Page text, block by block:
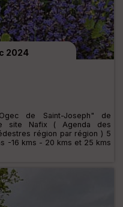
2024
de Saint-Joseph" de
site Nafix ( Agenda des
région par région ) 5
-16 kms - 20 kms et 25 kms